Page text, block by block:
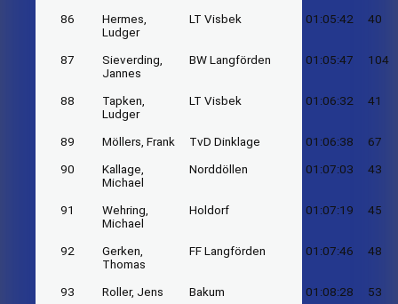
86
Hermes,
Ludger
LT Visbek 01:05:42 40
87
Sieverding,
Jannes
BW Langförden 01:05:47 104
88
Tapken,
Ludger
LT Visbek 01:06:32 41
89 Möllers, Frank TvD Dinklage 01:06:38 67
90
Kallage,
Michael
Norddöllen 01:07:03 43
91
Wehring,
Michael
Holdorf 01:07:19 45
92
Gerken,
Thomas
FF Langförden 01:07:46 48
93 Roller, Jens Bakum 01:08:28 53